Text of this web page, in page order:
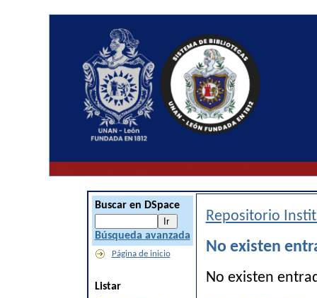
Buscar en DSpace
Búsqueda avanzada
Página de inicio
Listar
Repositorio
No existen
No existen